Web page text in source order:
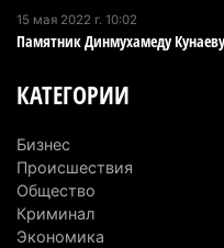
5 августа 2026 г. 17:06
мировом рейтинге
Казахстан может
топлива для
запустят в Алатау
15 мая 2022 г. 10:02
Памятник Динмухамеду
КАТЕГОРИИ
Бизнес
Происшествия
Общество
Криминал
Экономика